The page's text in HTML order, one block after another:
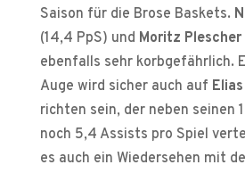
Saison für die Brose Baskets.
(14,4 PpS) und Moritz Plescher
ebenfalls sehr korbgefährlich.
Auge wird sicher auch auf
richten sein, der neben seinen
noch 5,4 Assists pro Spiel
es auch ein Wiedersehen mit